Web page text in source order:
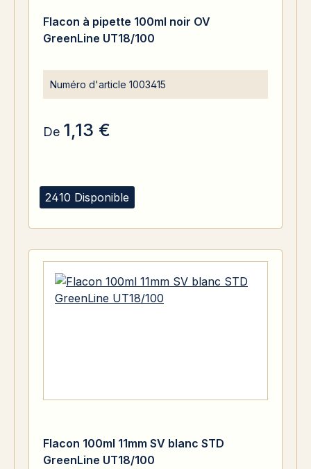
2410 Disponible
Flacon à pipette 100ml noir OV
GreenLine UT18/100
Numéro d'article 1003415
De 1,13 €
Flacon 100ml 11mm SV blanc STD
GreenLine UT18/100